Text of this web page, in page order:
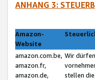
ANHANG 3:
Amazon-
Website
amazon.com.be,
amazon.fr,
amazon.de,
Wir
stellen